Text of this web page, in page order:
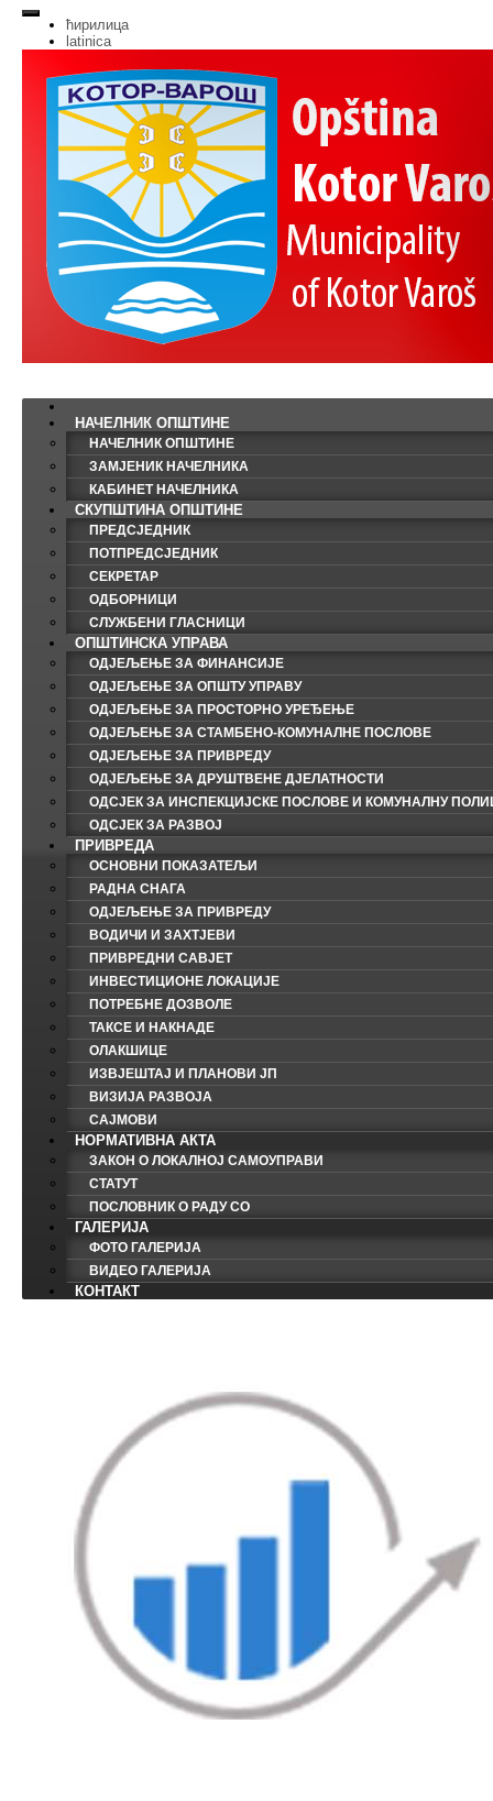
ћирилица
latinica
НАЧЕЛНИК ОПШТИНЕ
НАЧЕЛНИК ОПШТИНЕ
ЗАМЈЕНИК НАЧЕЛНИКА
КАБИНЕТ НАЧЕЛНИКА
СКУПШТИНА ОПШТИНЕ
ПРЕДСЈЕДНИК
ПОТПРЕДСЈЕДНИК
СЕКРЕТАР
ОДБОРНИЦИ
СЛУЖБЕНИ ГЛАСНИЦИ
ОПШТИНСКА УПРАВА
ОДЈЕЉЕЊЕ ЗА ФИНАНСИЈЕ
ОДЈЕЉЕЊЕ ЗА ОПШТУ УПРАВУ
ОДЈЕЉЕЊЕ ЗА ПРОСТОРНО УРЕЂЕЊЕ
ОДЈЕЉЕЊЕ ЗА СТАМБЕНО-КОМУНАЛНЕ ПОСЛОВЕ
ОДЈЕЉЕЊЕ ЗА ПРИВРЕДУ
ОДЈЕЉЕЊЕ ЗА ДРУШТВЕНЕ ДЈЕЛАТНОСТИ
ОДСЈЕК ЗА ИНСПЕКЦИЈСКЕ ПОСЛОВЕ И КОМУНАЛНУ
ОДСЈЕК ЗА РАЗВОЈ
ПРИВРЕДА
ОСНОВНИ ПОКАЗАТЕЉИ
РАДНА СНАГА
ОДЈЕЉЕЊЕ ЗА ПРИВРЕДУ
ВОДИЧИ И ЗАХТЈЕВИ
ПРИВРЕДНИ САВЈЕТ
ИНВЕСТИЦИОНЕ ЛОКАЦИЈЕ
ПОТРЕБНЕ ДОЗВОЛЕ
ТАКСЕ И НАКНАДЕ
ОЛАКШИЦЕ
ИЗВЈЕШТАЈ И ПЛАНОВИ ЈП
ВИЗИЈА РАЗВОЈА
САЈМОВИ
НОРМАТИВНА АКТА
ЗАКОН О ЛОКАЛНОЈ САМОУПРАВИ
СТАТУТ
ПОСЛОВНИК О РАДУ СО
ГАЛЕРИЈА
ФОТО ГАЛЕРИЈА
ВИДЕО ГАЛЕРИЈА
КОНТАКТ